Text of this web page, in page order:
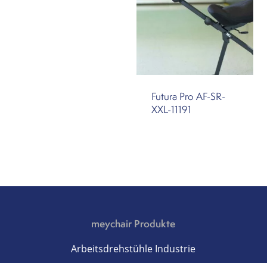
Futura Pro AF-SR-
XXL-11191
meychair Produkte
Arbeitsdrehstühle Industrie